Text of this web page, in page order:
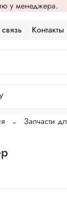
у менеджера.
Контакты
Запчасти